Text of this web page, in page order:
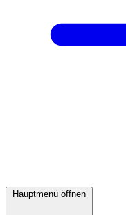
Hauptmenü öffnen